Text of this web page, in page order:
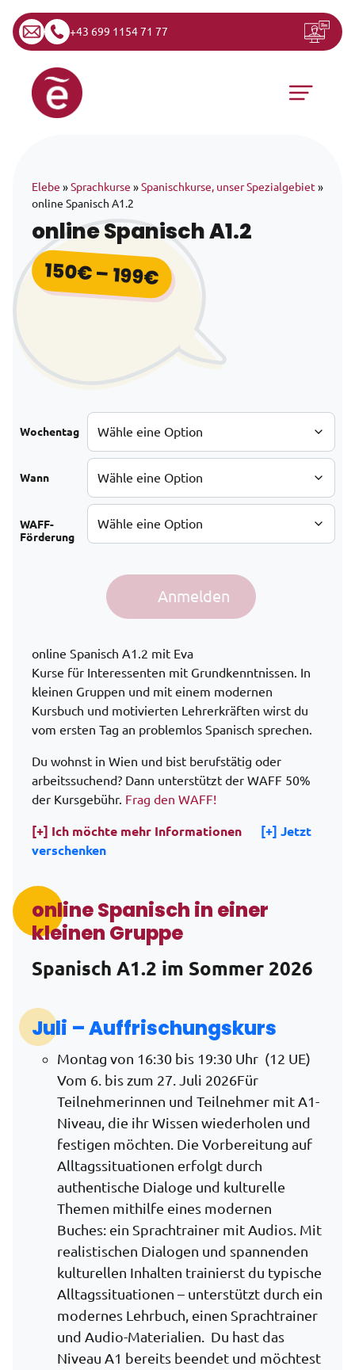
+43 699 1154 71 77
Zum Inhalt springen
Hauptnavigation
Elebe »Sprachkurse »Spanischkurse, unser Spezialgebiet »
online Spanisch A1.2
online Spanisch A1.2
150€–199€Preisspanne: 150€
Wochentag
Wann
WAFF-
Förderung
online Spanisch A1.2 Menge
Anmelden
online Spanisch A1.2 mit Eva
Kurse für Interessenten mit Grundkenntnissen. In
kleinen Gruppen und mit einem modernen
Kursbuch und motivierten Lehrerkräften wirst du
vom ersten Tag an problemlos Spanisch sprechen.
Du wohnst in Wien und bist berufstätig oder
arbeitssuchend? Dann unterstützt der WAFF 50%
der Kursgebühr. Frag den WAFF!
[+] Ich möchte mehr Informationen
[+] Jetzt
verschenken
online Spanisch in einer
kleinen Gruppe
Spanisch A1.2 im Sommer 2026
Juli –Auffrischungskurs
Montag von 16:30 bis 19:30 Uhr (12 UE)
Vom 6. bis zum 27. Juli 2026Für
Teilnehmerinnen und Teilnehmer mit A1-
Niveau, die ihr Wissen wiederholen und
festigen möchten. Die Vorbereitung auf
Alltagssituationen erfolgt durch
authentische Dialoge und kulturelle
Themen mithilfe eines modernen
Buches: ein Sprachtrainer mit Audios. Mit
realistischen Dialogen und spannenden
kulturellen Inhalten trainierst du typische
Alltagssituationen – unterstützt durch ein
modernes Lehrbuch, einen Sprachtrainer
und Audio-Materialien. Du hast das
Niveau A1 bereits beendet und möchtest